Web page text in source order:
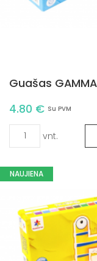
Guašas
4.80 € Su PVM
vnt.
NAUJIENA